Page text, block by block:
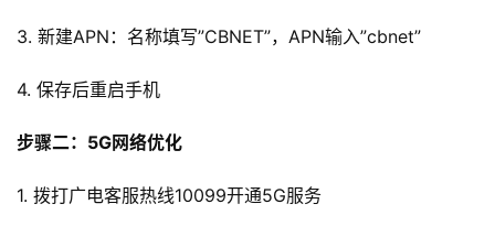
3. 新建APN：名称填写”CBNET”，APN输入”cbnet”
4. 保存后重启手机
步骤二：5G网络优化
1. 拨打广电客服热线10099开通5G服务